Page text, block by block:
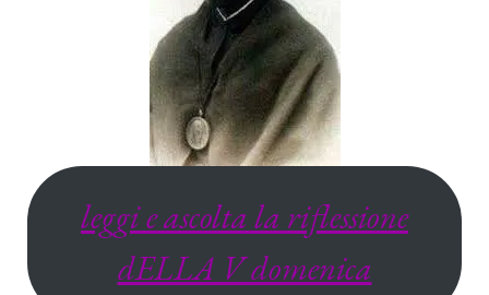
leggi e ascolta la riflessione
dELLA V domenica